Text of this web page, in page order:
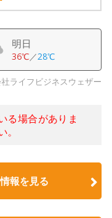
明日
36℃／28℃
ライフビジネスウェザー
る場合がありま
報を見る